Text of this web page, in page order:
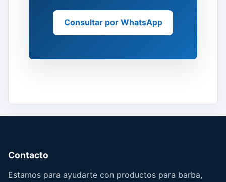
Consultar por WhatsApp
Contacto
Estamos para ayudarte con productos para barba,